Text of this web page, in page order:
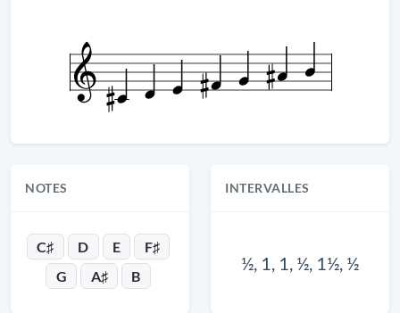
NOTES
C♯ D E
F♯
G
A♯ B
INTERVALLES
½, 1, 1, ½, 1½, ½